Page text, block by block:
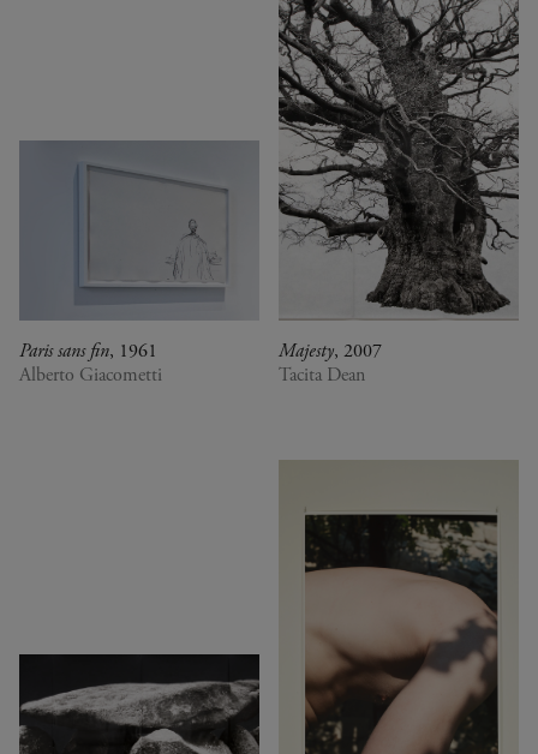
Paris sans fin, 1961
Alberto Giacometti
Majesty, 2007
Tacita Dean